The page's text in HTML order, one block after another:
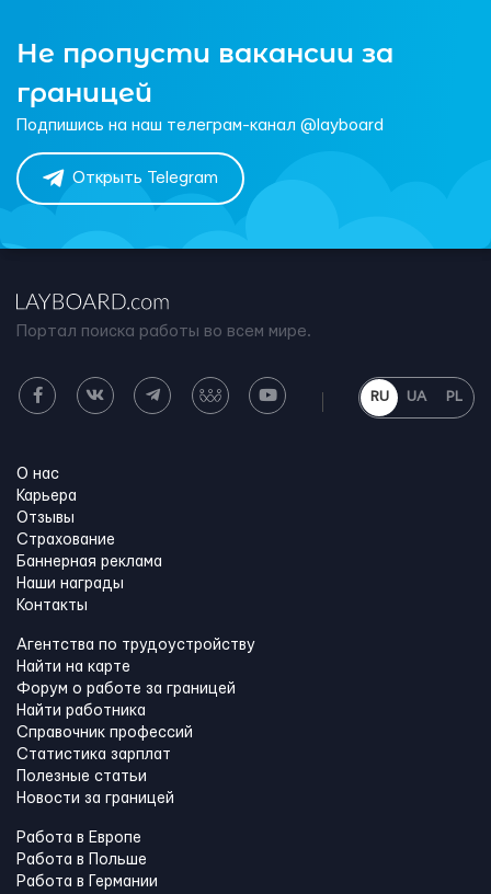
Не пропусти вакансии за
границей
Подпишись на наш телеграм-канал @layboard
Открыть Telegram
Портал поиска работы во всем мире.
RU UA PL
О нас
Карьера
Отзывы
Страхование
Баннерная реклама
Наши награды
Контакты
Агентства по трудоустройству
Найти на карте
Форум о работе за границей
Найти работника
Справочник профессий
Статистика зарплат
Полезные статьи
Новости за границей
Работа в Европе
Работа в Польше
Работа в Германии